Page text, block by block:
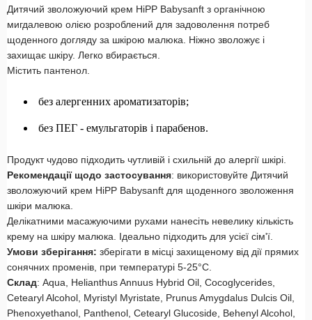
Дитячий зволожуючий крем HiPP Babysanft з органічною
мигдалевою олією розроблений для задоволення потреб
щоденного догляду за шкірою малюка. Ніжно зволожує і
захищає шкіру. Легко вбирається.
Містить пантенол.
без алергенних ароматизаторів;
без ПЕГ - емульгаторів і парабенов.
Продукт чудово підходить чутливій і схильній до алергії шкірі.
Рекомендації щодо застосування: використовуйте Дитячий
зволожуючий крем HiPP Babysanft для щоденного зволоження
шкіри малюка.
Делікатними масажуючими рухами нанесіть невелику кількість
крему на шкіру малюка. Ідеально підходить для усієї сім'ї.
Умови зберігання: зберігати в місці захищеному від дії прямих
сонячних променів, при температурі 5-25°С.
Склад: Aqua, Helianthus Annuus Hybrid Oil, Cocoglycerides,
Cetearyl Alcohol, Myristyl Myristate, Prunus Amygdalus Dulcis Oil,
Phenoxyethanol, Panthenol, Cetearyl Glucoside, Behenyl Alcohol,